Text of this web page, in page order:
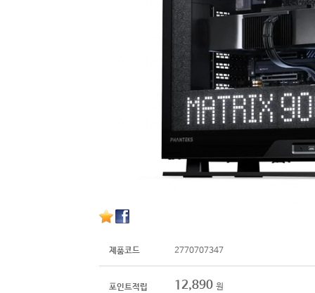
제품코드 2770707347
포인트적립 12,890 원